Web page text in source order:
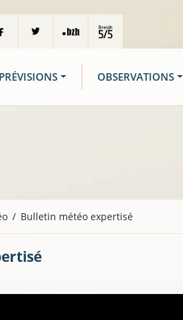
PRÉVISIONS OBSERVATIONS
Bulletin météo expertisé